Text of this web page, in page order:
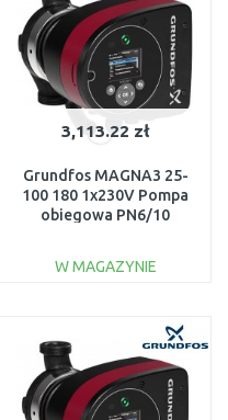
3,113.22 zł
Grundfos MAGNA3 25-
100 180 1x230V Pompa
obiegowa PN6/10
W MAGAZYNIE